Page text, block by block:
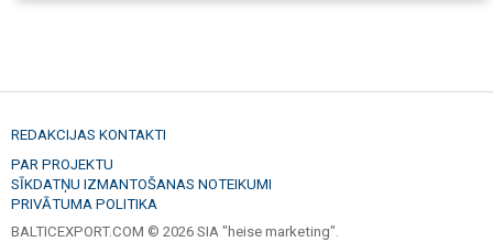
REDAKCIJAS KONTAKTI
PAR PROJEKTU
SĪKDATŅU IZMANTOŠANAS NOTEIKUMI
PRIVĀTUMA POLITIKA
BALTICEXPORT.COM © 2026 SIA "heise marketing".